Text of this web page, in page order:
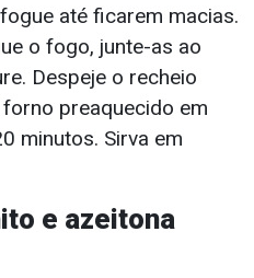
até ficarem macias.
o fogo, junte-as ao
Despeje o recheio
preaquecido em
minutos. Sirva em
e azeitona